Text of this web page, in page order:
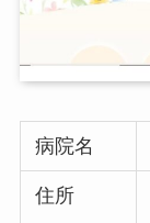
病院名
住所